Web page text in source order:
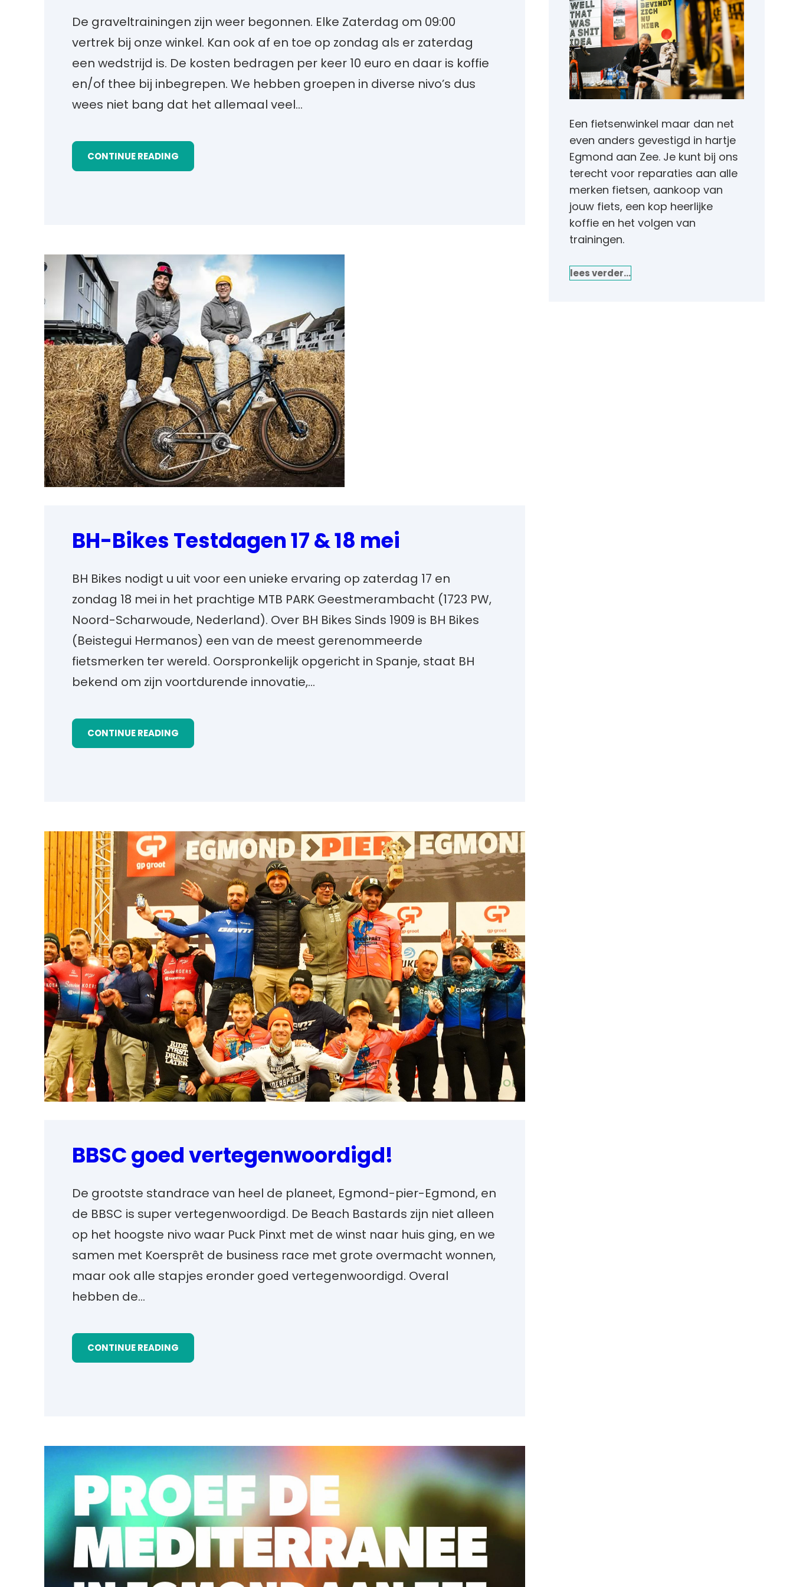
De graveltrainingen zijn weer begonnen. Elke Zaterdag om 09:00
vertrek bij onze winkel. Kan ook af en toe op zondag als er zaterdag
een wedstrijd is. De kosten bedragen per keer 10 euro en daar is koffie
en/of thee bij inbegrepen. We hebben groepen in diverse nivo’s dus
wees niet bang dat het allemaal veel…
CONTINUE READING
BH-Bikes Testdagen 17 & 18 mei
BH Bikes nodigt u uit voor een unieke ervaring op zaterdag 17 en
zondag 18 mei in het prachtige MTB PARK Geestmerambacht (1723 PW,
Noord-Scharwoude, Nederland). Over BH Bikes Sinds 1909 is BH Bikes
(Beistegui Hermanos) een van de meest gerenommeerde
fietsmerken ter wereld. Oorspronkelijk opgericht in Spanje, staat BH
bekend om zijn voortdurende innovatie,…
CONTINUE READING
BBSC goed vertegenwoordigd!
De grootste standrace van heel de planeet, Egmond-pier-Egmond, en
de BBSC is super vertegenwoordigd. De Beach Bastards zijn niet alleen
op het hoogste nivo waar Puck Pinxt met de winst naar huis ging, en we
samen met Koersprêt de business race met grote overmacht wonnen,
maar ook alle stapjes eronder goed vertegenwoordigd. Overal
hebben de…
CONTINUE READING
Een fietsenwinkel maar dan net
even anders gevestigd in hartje
Egmond aan Zee. Je kunt bij ons
terecht voor reparaties aan alle
merken fietsen, aankoop van
jouw fiets, een kop heerlijke
koffie en het volgen van
trainingen.
lees verder…